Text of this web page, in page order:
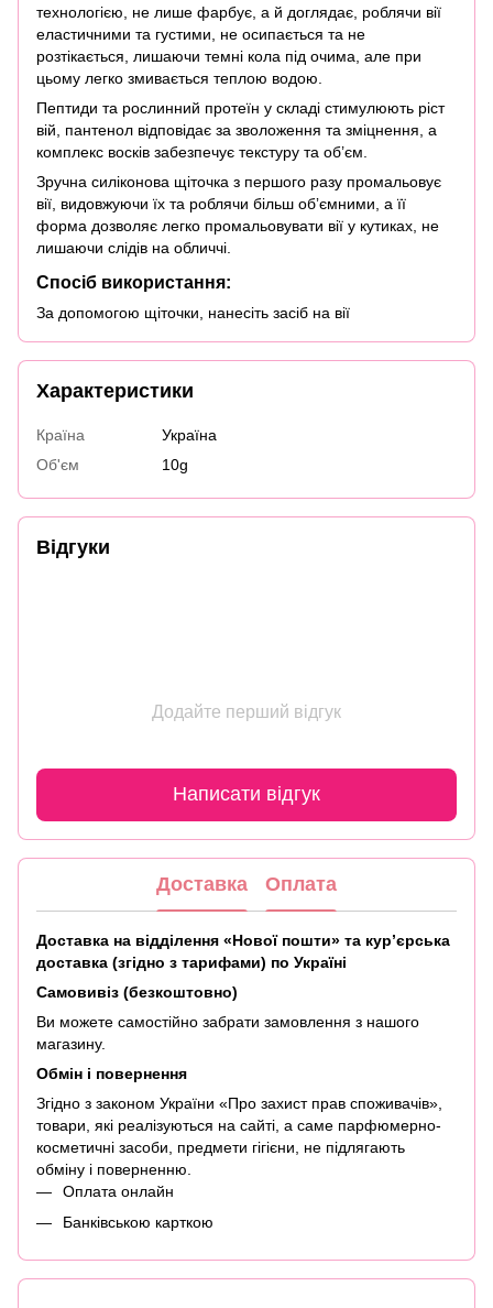
технологією, не лише фарбує, а й доглядає, роблячи вії
еластичними та густими, не осипається та не
розтікається, лишаючи темні кола під очима, але при
цьому легко змивається теплою водою.
Пептиди та рослинний протеїн у складі стимулюють ріст
вій, пантенол відповідає за зволоження та зміцнення, а
комплекс восків забезпечує текстуру та об’єм.
Зручна силіконова щіточка з першого разу промальовує
вії, видовжуючи їх та роблячи більш обʼємними, а її
форма дозволяє легко промальовувати вії у кутиках, не
лишаючи слідів на обличчі.
Спосіб використання:
За допомогою щіточки, нанесіть засіб на вії
Характеристики
Країна
Україна
Об'єм
10g
Відгуки
Додайте перший відгук
Написати відгук
Доставка Оплата
Доставка на відділення «Нової пошти» та кур’єрська
доставка (згідно з тарифами) по Україні
Самовивіз (безкоштовно)
Ви можете самостійно забрати замовлення з нашого
магазину.
Обмін і повернення
Згідно з законом України «Про захист прав споживачів»,
товари, які реалізуються на сайті, а саме парфюмерно-
косметичні засоби, предмети гігієни, не підлягають
обміну і поверненню.
Оплата онлайн
Банківською карткою